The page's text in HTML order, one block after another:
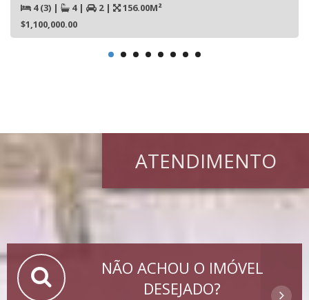
4 (3) | 4 | 2 |
156.00M²
$1,100,000.00
ATENDIMENTO
NÃO ACHOU O IMÓVEL
DESEJADO?